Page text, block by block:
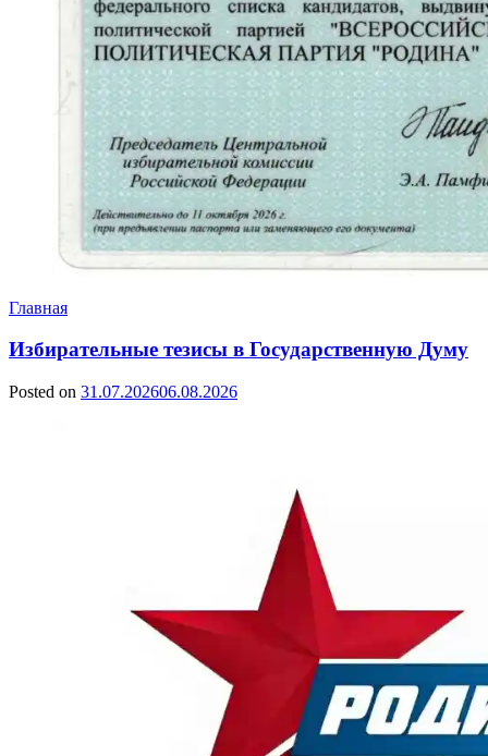
Главная
Избирательные тезисы в Государственную Думу
Posted on 31.07.202606.08.2026